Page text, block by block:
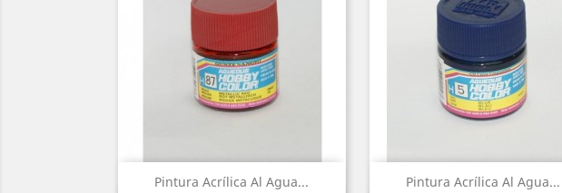
Pintura Acrílica Al Agua... Pintura Acrílica Al Agua...